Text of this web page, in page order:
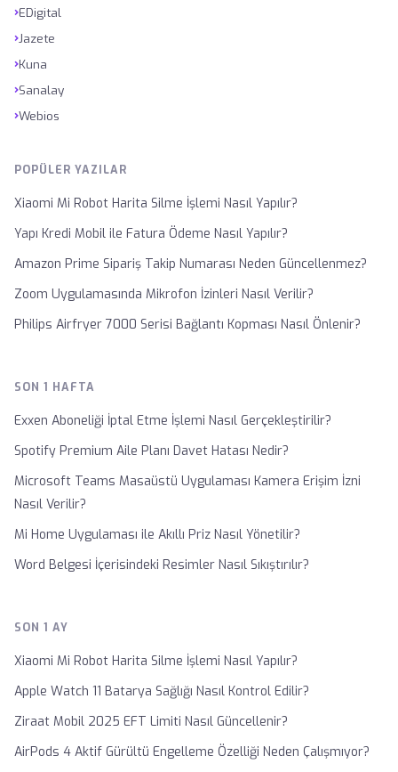
›EDigital
›Jazete
›Kuna
›Sanalay
›Webios
POPÜLER YAZILAR
Xiaomi Mi Robot Harita Silme İşlemi Nasıl Yapılır?
Yapı Kredi Mobil ile Fatura Ödeme Nasıl Yapılır?
Amazon Prime Sipariş Takip Numarası Neden Güncellenmez?
Zoom Uygulamasında Mikrofon İzinleri Nasıl Verilir?
Philips Airfryer 7000 Serisi Bağlantı Kopması Nasıl Önlenir?
SON 1 HAFTA
Exxen Aboneliği İptal Etme İşlemi Nasıl Gerçekleştirilir?
Spotify Premium Aile Planı Davet Hatası Nedir?
Microsoft Teams Masaüstü Uygulaması Kamera Erişim İzni
Nasıl Verilir?
Mi Home Uygulaması ile Akıllı Priz Nasıl Yönetilir?
Word Belgesi İçerisindeki Resimler Nasıl Sıkıştırılır?
SON 1 AY
Xiaomi Mi Robot Harita Silme İşlemi Nasıl Yapılır?
Apple Watch 11 Batarya Sağlığı Nasıl Kontrol Edilir?
Ziraat Mobil 2025 EFT Limiti Nasıl Güncellenir?
AirPods 4 Aktif Gürültü Engelleme Özelliği Neden Çalışmıyor?